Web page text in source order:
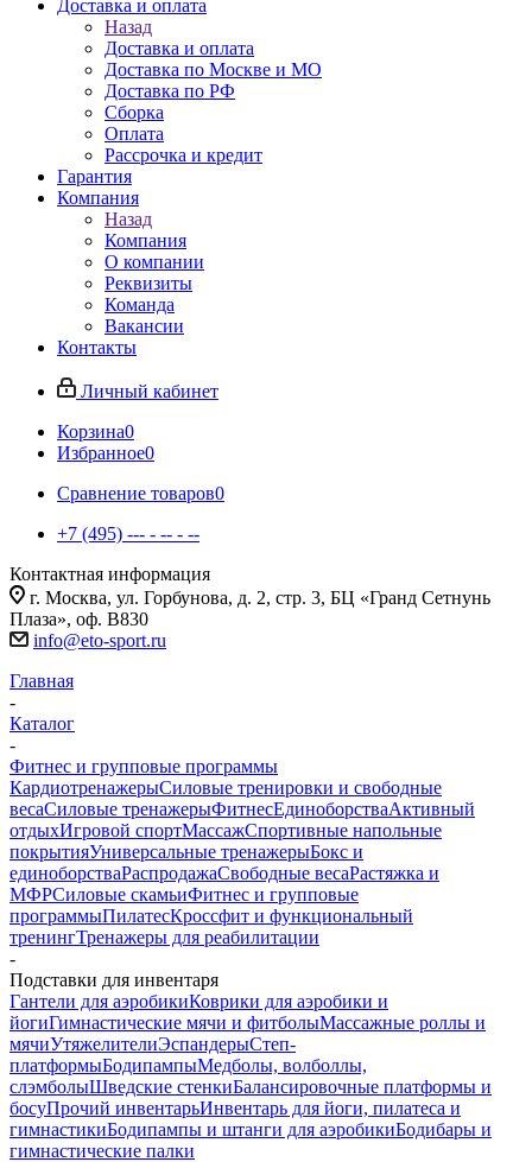
Доставка и оплата
Назад
Доставка и оплата
Доставка по Москве и МО
Доставка по РФ
Сборка
Оплата
Рассрочка и кредит
Гарантия
Компания
Назад
Компания
О компании
Реквизиты
Команда
Вакансии
Контакты
Личный кабинет
Корзина0
Избранное0
Сравнение товаров0
+7 (495) --- - -- - --
Контактная информация
г. Москва, ул. Горбунова, д. 2, стр. 3, БЦ «Гранд Сетнунь
Плаза», оф. В830
info@eto-sport.ru
Главная
-
Каталог
-
Фитнес и групповые программы
КардиотренажерыСиловые тренировки и свободные
весаСиловые тренажерыФитнесЕдиноборстваАктивный
отдыхИгровой спортМассажСпортивные напольные
покрытияУниверсальные тренажерыБокс и
единоборстваРаспродажаСвободные весаРастяжка и
МФРСиловые скамьиФитнес и групповые
программыПилатесКроссфит и функциональный
тренингТренажеры для реабилитации
-
Подставки для инвентаря
Гантели для аэробикиКоврики для аэробики и
йогиГимнастические мячи и фитболыМассажные роллы и
мячиУтяжелителиЭспандерыСтеп-
платформыБодипампыМедболы, волболлы,
слэмболыШведские стенкиБалансировочные платформы и
босуПрочий инвентарьИнвентарь для йоги, пилатеса и
гимнастикиБодипампы и штанги для аэробикиБодибары и
гимнастические палки